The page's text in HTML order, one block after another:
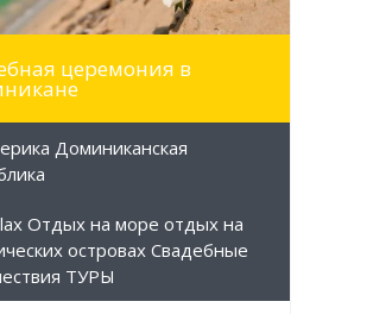
церемония в
Доминиканская
Отдых на море отдых на
островах Свадебные
ТУРЫ